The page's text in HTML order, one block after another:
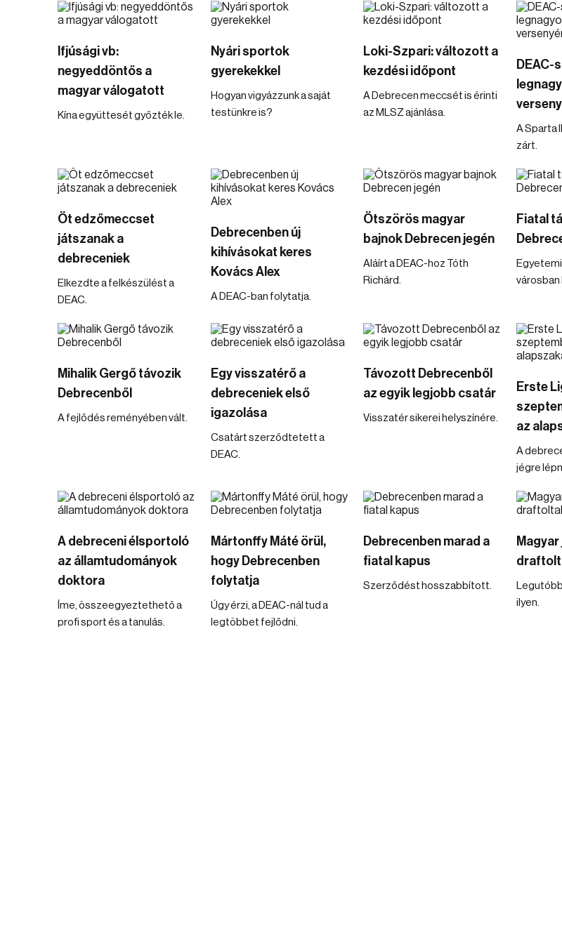
Ifjúsági vb:
negyeddöntős a
magyar válogatott
Kína együttesét győzték le.
Nyári sportok
gyerekekkel
Hogyan vigyázzunk a saját
testünkre is?
Loki-Szpari: változott a
kezdési időpont
A Debrecen meccsét is érinti
az MLSZ ajánlása.
DEAC-
A Sparta
zárt.
Öt edzőmeccset
játszanak a
debreceniek
Elkezdte a felkészülést a
DEAC.
Debrecenben új
kihívásokat keres
Kovács Alex
A DEAC-ban folytatja.
Ötszörös magyar
bajnok Debrecen jegén
Aláírt a DEAC-hoz Tóth
Richárd.
Fiatal
városban
Mihalik Gergő távozik
Debrecenből
A fejlődés reményében vált.
Egy visszatérő a
debreceniek első
igazolása
Csatárt szerződtetett a
DEAC.
Távozott Debrecenből
az egyik legjobb csatár
Visszatér sikerei helyszínére.
Erste
az
A
jégre
A debreceni élsportoló
az államtudományok
doktora
Íme, összeegyeztethető a
profi sport és a tanulás.
Mártonffy Máté örül,
hogy Debrecenben
folytatja
Úgy érzi, a DEAC-nál tud a
legtöbbet fejlődni.
Debrecenben marad a
fiatal kapus
Szerződést hosszabbított.
ilyen.